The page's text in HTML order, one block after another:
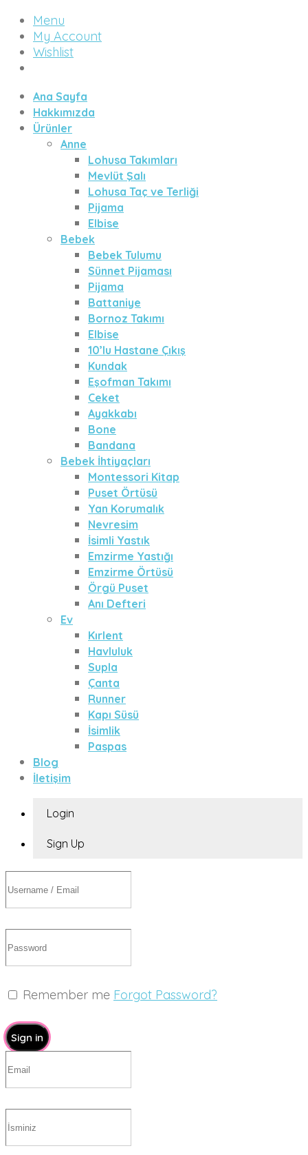
Menu
My Account
Wishlist
Ana Sayfa
Hakkımızda
Ürünler
Anne
Lohusa Takımları
Mevlüt Şalı
Lohusa Taç ve Terliği
Pijama
Elbise
Bebek
Bebek Tulumu
Sünnet Pijaması
Pijama
Battaniye
Bornoz Takımı
Elbise
10’lu Hastane Çıkış
Kundak
Eşofman Takımı
Ceket
Ayakkabı
Bone
Bandana
Bebek İhtiyaçları
Montessori Kitap
Puset Örtüsü
Yan Korumalık
Nevresim
İsimli Yastık
Emzirme Yastığı
Emzirme Örtüsü
Örgü Puset
Anı Defteri
Ev
Kırlent
Havluluk
Supla
Çanta
Runner
Kapı Süsü
İsimlik
Paspas
Blog
İletişim
Login
Sign Up
Remember me Forgot Password?
Sign in